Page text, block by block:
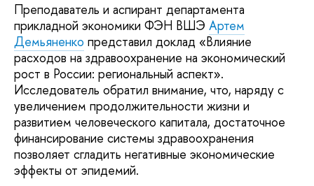
Преподаватель и аспирант департамента
прикладной экономики ФЭН ВШЭ Артем
Демьяненко представил доклад «Влияние
расходов на здравоохранение на экономический
рост в России: региональный аспект».
Исследователь обратил внимание, что, наряду с
увеличением продолжительности жизни и
развитием человеческого капитала, достаточное
финансирование системы здравоохранения
позволяет сгладить негативные экономические
эффекты от эпидемий.